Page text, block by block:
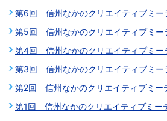
第6回 信州なかのクリエイティブミー
第5回 信州なかのクリエイティブミー
第4回 信州なかのクリエイティブミー
第3回 信州なかのクリエイティブミー
第2回 信州なかのクリエイティブミー
第1回 信州なかのクリエイティブミー